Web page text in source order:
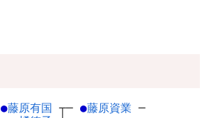
●藤原有国
┬─ ●藤原資業 ─